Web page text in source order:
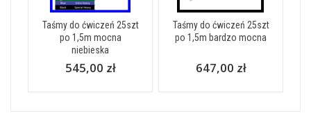
Taśmy do ćwiczeń 25szt
po 1,5m mocna
niebieska
545,00 zł
Taśmy do ćwiczeń 25szt
po 1,5m bardzo mocna
647,00 zł